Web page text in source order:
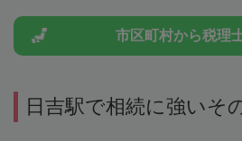
市区町村から税理
日吉駅で相続に強いそ